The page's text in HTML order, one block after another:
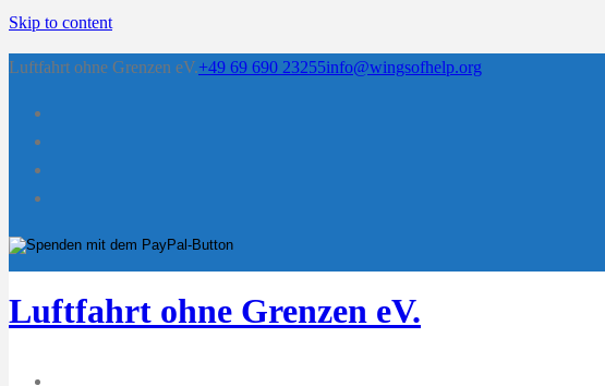
Skip to content
Luftfahrt ohne Grenzen eV.+49 69 690 23255info@wingsofhelp.org
Luftfahrt ohne Grenzen eV.